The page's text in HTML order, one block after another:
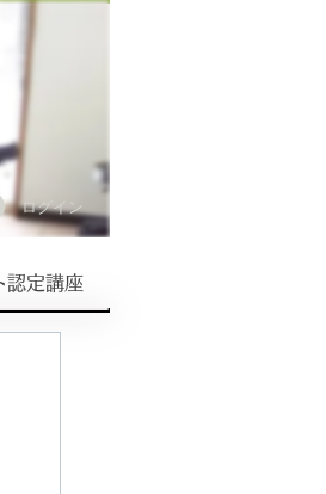
ログイン
認定講座